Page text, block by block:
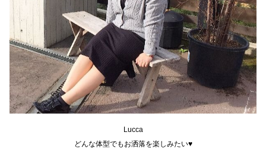
Lucca
どんな体型でもお洒落を楽しみたい♥